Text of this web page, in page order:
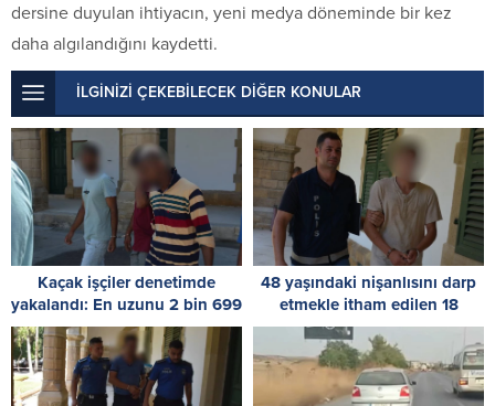
dersine duyulan ihtiyacın, yeni medya döneminde bir kez
daha algılandığını kaydetti.
İLGİNİZİ ÇEKEBİLECEK DİĞER KONULAR
Kaçak işçiler denetimde
yakalandı: En uzunu 2 bin 699
gündür izinsiz
48 yaşındaki nişanlısını darp
etmekle itham edilen 18
yaşındaki zanlı 3 gün daha
tutuklu kalacak